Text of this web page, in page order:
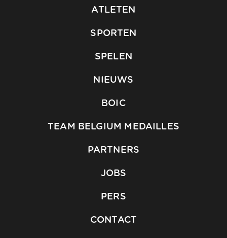
ATLETEN
SPORTEN
SPELEN
NIEUWS
BOIC
TEAM BELGIUM MEDAILLES
PARTNERS
JOBS
PERS
CONTACT